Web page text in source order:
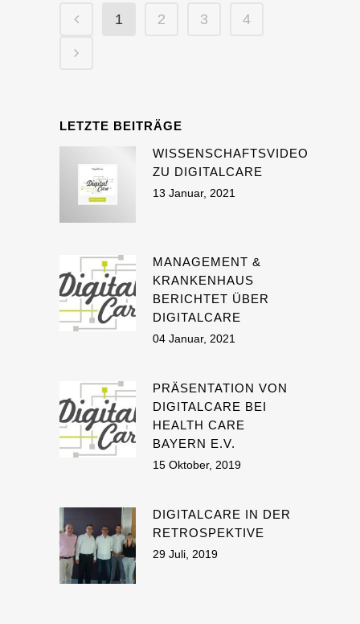
1 2 3 4
LETZTE BEITRÄGE
WISSENSCHAFTSVIDEO
ZU DIGITALCARE
13 Januar, 2021
MANAGEMENT &
KRANKENHAUS
BERICHTET ÜBER
DIGITALCARE
04 Januar, 2021
PRÄSENTATION VON
DIGITALCARE BEI
HEALTH CARE
BAYERN E.V.
15 Oktober, 2019
DIGITALCARE IN DER
RETROSPEKTIVE
29 Juli, 2019